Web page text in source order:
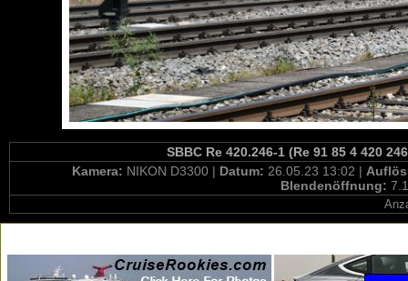
SBBC Re 420.246-1 (Re 91 85 4 420
Kamera: NIKON D3300 | Datum: 26.05.23 13:02 |
Blendenöffnung: